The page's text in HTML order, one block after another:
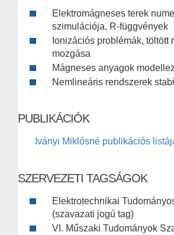
Elektromágneses terek
szimulációja, R-függvények
Ionizációs problémák, töltött
mozgása
Mágneses anyagok
Nemlineáris rendszerek
PUBLIKÁCIÓK
Iványi Miklósné publikációs
SZERVEZETI TAGSÁGOK
Elektrotechnikai
(szavazati jogú tag)
VI. Műszaki Tudományok